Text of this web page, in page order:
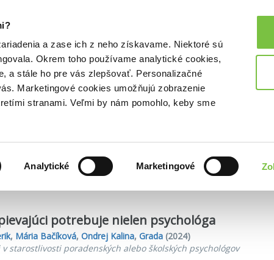
a zase ich z neho získavame. Niektoré sú
Okrem toho používame analytické cookies,
a stále ho pre vás zlepšovať. Personalizačné
Marketingové cookies umožňujú zobrazenie
stranami. Veľmi by nám pomohlo, keby sme
Analytické Marketingové Zoradiť podľa:
potrebuje nielen psychológa
, Mária Bačíková, Ondrej Kalina, Grada(2024)
starostlivosti poradenských alebo školských psychológov